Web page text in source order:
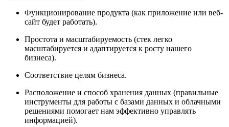
Функционирование продукта (как приложение или веб-
сайт будет работать).
Простота и масштабируемость (стек легко
масштабируется и адаптируется к росту нашего
бизнеса).
Соответствие целям бизнеса.
Расположение и способ хранения данных (правильные
инструменты для работы с базами данных и облачными
решениями помогает нам эффективно управлять
информацией).